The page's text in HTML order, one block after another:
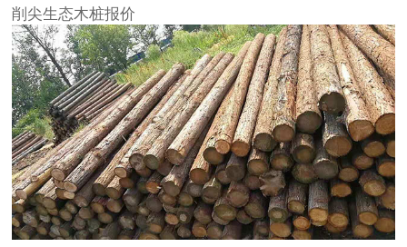
削尖生态木桩报价